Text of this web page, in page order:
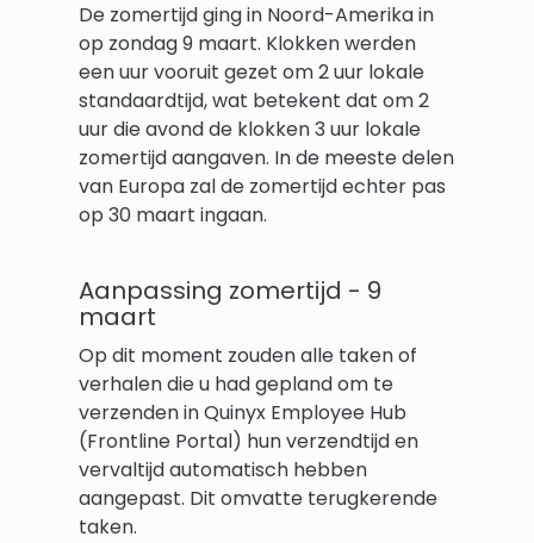
De zomertijd ging in Noord-Amerika in
op zondag 9 maart. Klokken werden
een uur vooruit gezet om 2 uur lokale
standaardtijd, wat betekent dat om 2
uur die avond de klokken 3 uur lokale
zomertijd aangaven. In de meeste delen
van Europa zal de zomertijd echter pas
op 30 maart ingaan.
Aanpassing zomertijd - 9
maart
Op dit moment zouden alle taken of
verhalen die u had gepland om te
verzenden in Quinyx Employee Hub
(Frontline Portal) hun verzendtijd en
vervaltijd automatisch hebben
aangepast. Dit omvatte terugkerende
taken.